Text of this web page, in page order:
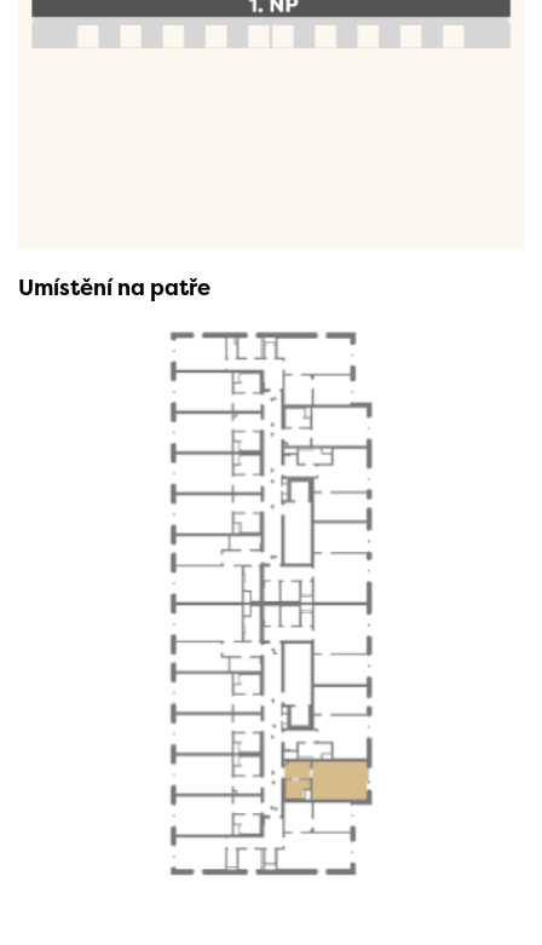
Umístění na patře